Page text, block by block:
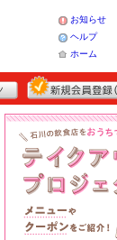
お知らせ
ヘルプ
ホーム